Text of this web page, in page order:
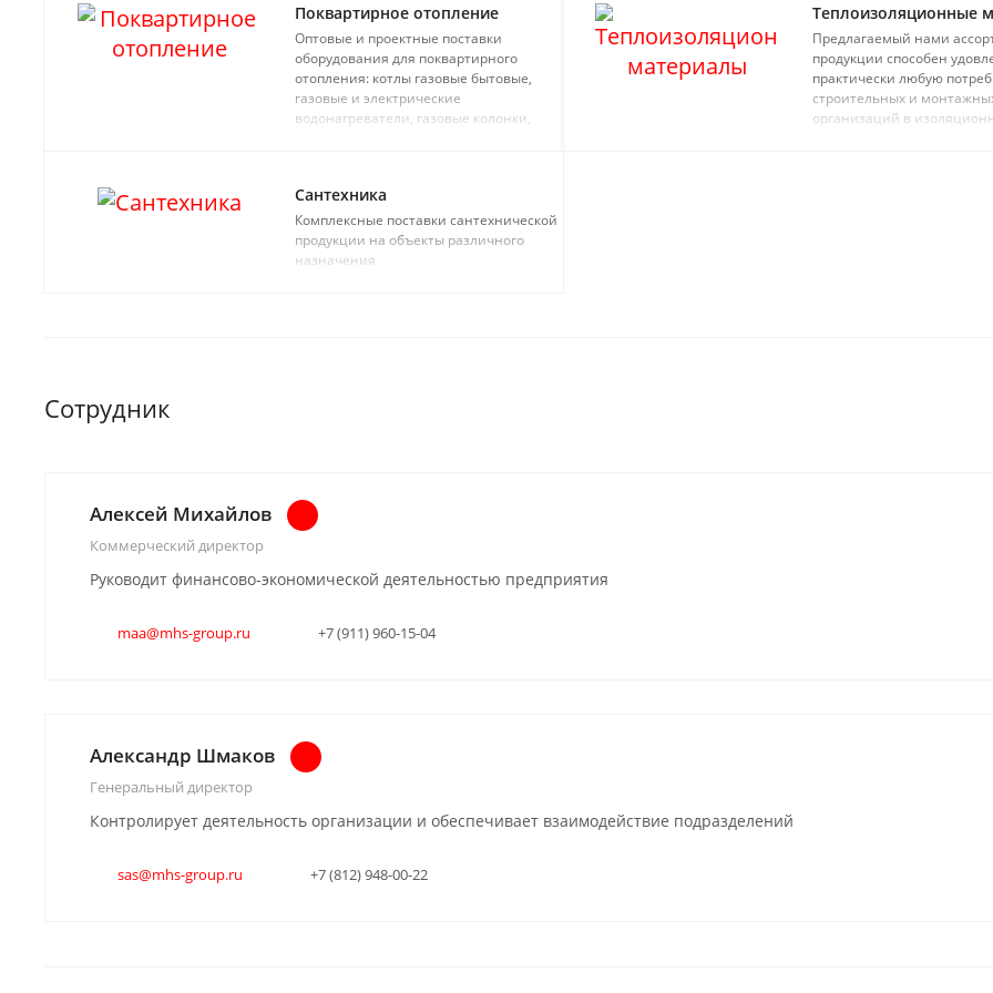
Поквартирное отопление
Оптовые и проектные поставки
оборудования для поквартирного
отопления: котлы газовые бытовые,
газовые и электрические
водонагреватели, газовые колонки,
Теплоизоляционные
Предлагаемый нами
продукции способен
практически любую
строительных и
организаций в
Сантехника
Комплексные поставки сантехнической
продукции на объекты различного
назначения
Сотрудник
Алексей Михайлов
Коммерческий директор
Руководит финансово-экономической деятельностью предприятия
maa@mhs-group.ru +7 (911) 960-15-04
Александр Шмаков
Генеральный директор
Контролирует деятельность организации и обеспечивает взаимодействие подразделений
sas@mhs-group.ru +7 (812) 948-00-22